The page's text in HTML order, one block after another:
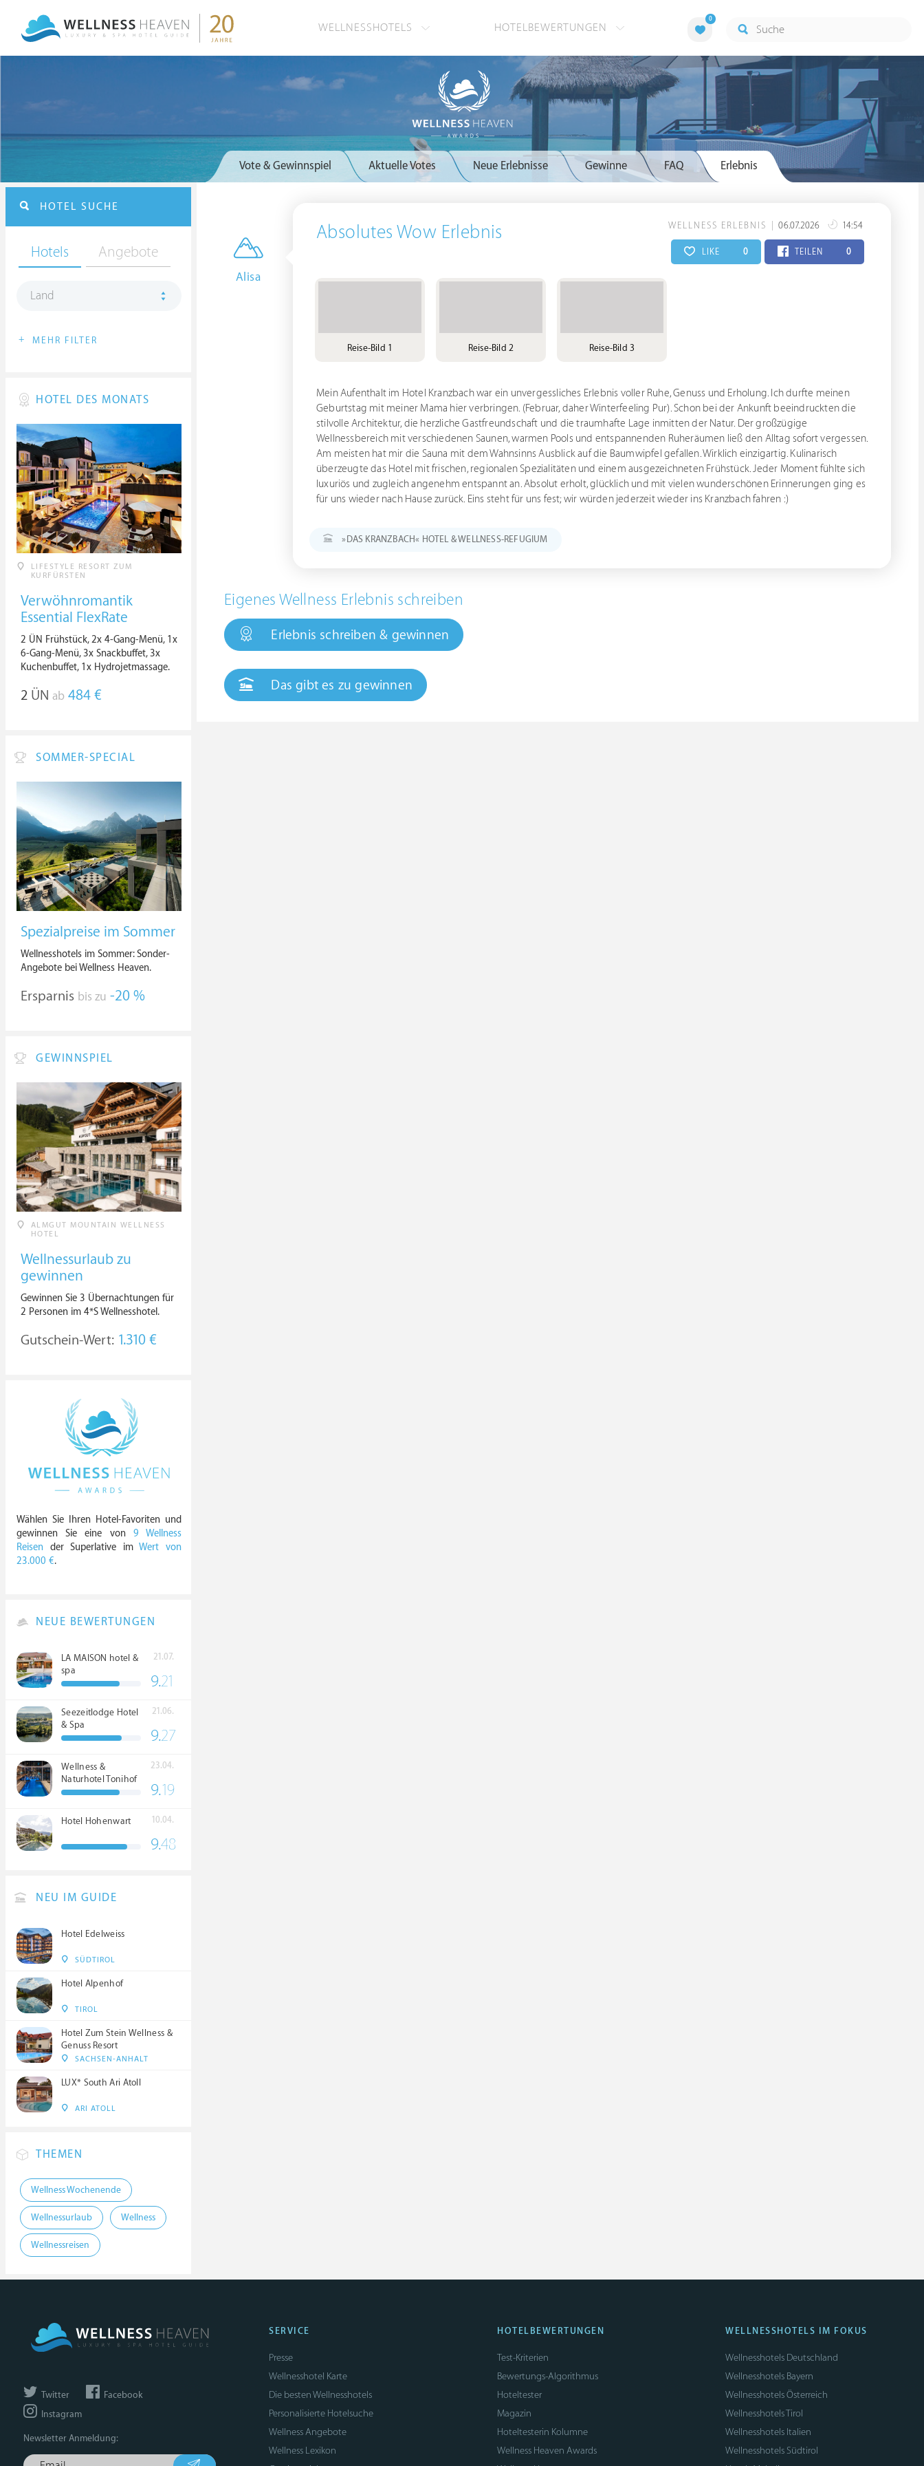
WELLNESSHOTELS HOTELBEWERTUNGEN
0
Vote & Gewinnspiel Aktuelle Votes Neue Erlebnisse Gewinne FAQ Erlebnis
Alisa
WELLNESS ERLEBNIS 06.07.2026 14:54
LIKE 0 TEILEN 0
Absolutes Wow Erlebnis
Reise-Bild 1 Reise-Bild 2 Reise-Bild 3
Mein Aufenthalt im Hotel Kranzbach war ein unvergessliches Erlebnis voller Ruhe, Genuss und Erholung. Ich durfte meinen
Geburtstag mit meiner Mama hier verbringen. (Februar, daher Winterfeeling Pur). Schon bei der Ankunft beeindruckten die
stilvolle Architektur, die herzliche Gastfreundschaft und die traumhafte Lage inmitten der Natur. Der großzügige
Wellnessbereich mit verschiedenen Saunen, warmen Pools und entspannenden Ruheräumen ließ den Alltag sofort vergessen.
Am meisten hat mir die Sauna mit dem Wahnsinns Ausblick auf die Baumwipfel gefallen. Wirklich einzigartig. Kulinarisch
überzeugte das Hotel mit frischen, regionalen Spezialitäten und einem ausgezeichneten Frühstück. Jeder Moment fühlte sich
luxuriös und zugleich angenehm entspannt an. Absolut erholt, glücklich und mit vielen wunderschönen Erinnerungen ging es
für uns wieder nach Hause zurück. Eins steht für uns fest; wir würden jederzeit wieder ins Kranzbach fahren :)
»DAS KRANZBACH« HOTEL & WELLNESS-REFUGIUM
Eigenes Wellness Erlebnis schreiben
Erlebnis schreiben & gewinnen
Das gibt es zu gewinnen
HOTEL SUCHE
Hotels Angebote
Land
+ MEHR FILTER
HOTEL DES MONATS
LIFESTYLE RESORT ZUM
KURFÜRSTEN
Verwöhnromantik
Essential FlexRate
2 ÜN Frühstück, 2x 4-Gang-Menü, 1x
6-Gang-Menü, 3x Snackbuffet, 3x
Kuchenbuffet, 1x Hydrojetmassage.
2 ÜN ab 484 €
SOMMER-SPECIAL
Spezialpreise im Sommer
Wellnesshotels im Sommer: Sonder-
Angebote bei Wellness Heaven.
Ersparnis bis zu -20 %
GEWINNSPIEL
ALMGUT MOUNTAIN WELLNESS
HOTEL
Wellnessurlaub zu
gewinnen
Gewinnen Sie 3 Übernachtungen für
2 Personen im 4*S Wellnesshotel.
Gutschein-Wert: 1.310 €
Wählen Sie Ihren Hotel-Favoriten und
gewinnen Sie eine von 9 Wellness
Reisen der Superlative imWert von
23.000 €.
NEUE BEWERTUNGEN
LA MAISON hotel &
spa
21.07.
9.21
Seezeitlodge Hotel
& Spa
21.06.
9.27
Wellness &
Naturhotel Tonihof
****S
23.04.
9.19
Hotel Hohenwart 10.04.
9.48
NEU IM GUIDE
Hotel Edelweiss
SÜDTIROL
Hotel Alpenhof
TIROL
Hotel Zum Stein Wellness &
Genuss Resort
SACHSEN-ANHALT
LUX* South Ari Atoll
ARI ATOLL
THEMEN
Wellness Wochenende
Wellnessurlaub Wellness
Wellnessreisen
Twitter
Facebook
Instagram
Newsletter Anmeldung:
SERVICE
Presse
Wellnesshotel Karte
Die besten Wellnesshotels
Personalisierte Hotelsuche
Wellness Angebote
Wellness Lexikon
HOTELBEWERTUNGEN
Test-Kriterien
Bewertungs-Algorithmus
Hoteltester
Magazin
Hoteltesterin Kolumne
Wellness Heaven Awards
WELLNESSHOTELS IM FOKUS
Wellnesshotels Deutschland
Wellnesshotels Bayern
Wellnesshotels Österreich
Wellnesshotels Tirol
Wellnesshotels Italien
Wellnesshotels Südtirol